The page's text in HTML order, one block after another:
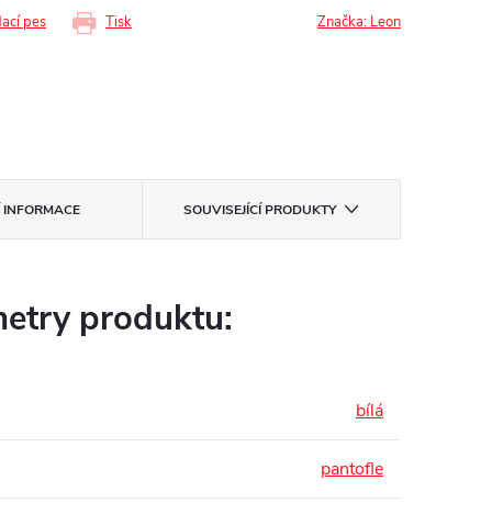
Tisk
pes Značka: Leon
SOUVISEJÍCÍ PRODUKTY
produktu:
bílá
pantofle